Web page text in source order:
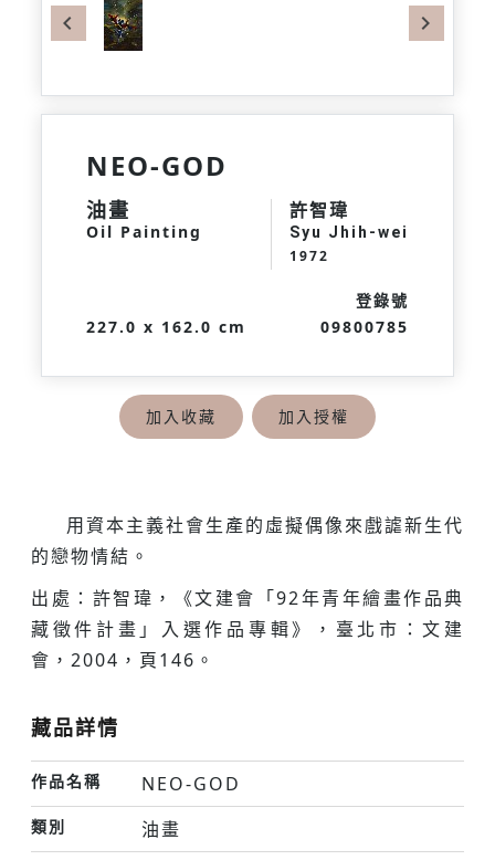
Previous
NEO-GOD
油畫
Oil Painting
許智瑋
Syu Jhih-wei
1972
227.0 x 162.0 cm
登錄號
09800785
加入收藏 加入授權
用資本主義社會生產的虛擬偶像來戲謔新生代
的戀物情結。
出處：許智瑋，《文建會「92年青年繪畫作品典
藏徵件計畫」入選作品專輯》，臺北市：文建
會，2004，頁146。
藏品詳情
作品名稱 NEO-GOD
類別 油畫